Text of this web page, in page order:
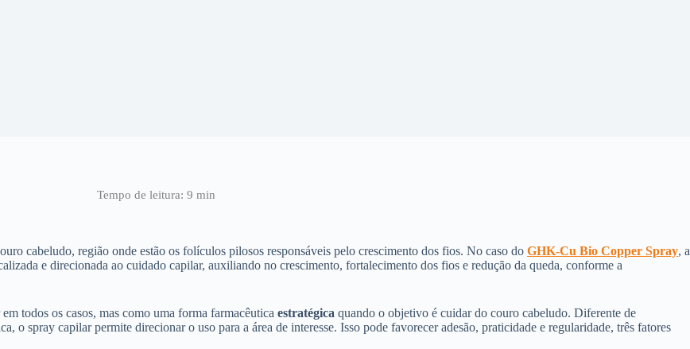
cabeludo, região onde estão os folículos pilosos responsáveis pelo crescimento dos fios. No caso do GHK-Cu Bio Copper Spray, a
e direcionada ao cuidado capilar, auxiliando no crescimento, fortalecimento dos fios e redução da queda, conforme a
todos os casos, mas como uma forma farmacêutica estratégica quando o objetivo é cuidar do couro cabeludo. Diferente de
o spray capilar permite direcionar o uso para a área de interesse. Isso pode favorecer adesão, praticidade e regularidade, três fatores